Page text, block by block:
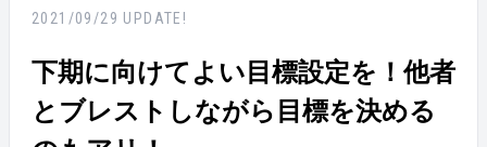
2021/09/29 UPDATE!
下期に向けてよい目標設定を！他者
とブレストしながら目標を決める